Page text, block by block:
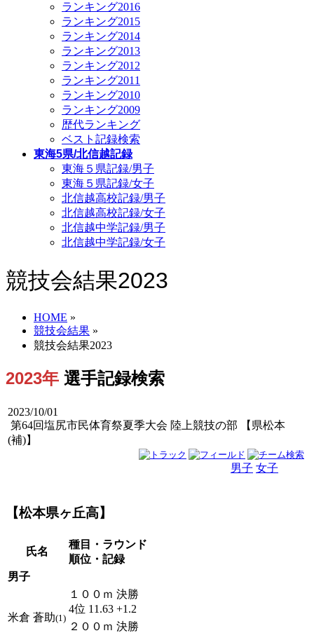
ランキング2016
ランキング2015
ランキング2014
ランキング2013
ランキング2012
ランキング2011
ランキング2010
ランキング2009
歴代ランキング
ベスト記録検索
東海5県/北信越記録
東海５県記録/男子
東海５県記録/女子
北信越高校記録/男子
北信越高校記録/女子
北信越中学記録/男子
北信越中学記録/女子
競技会結果2023
HOME »
競技会結果 »
競技会結果2023
2023年 選手記録検索
2023/10/01
第64回塩尻市民体育祭夏季大会 陸上競技の部 【県松本
(補)】
男子 女子
【松本県ヶ丘高】
氏名
種目・ラウンド
順位・記録
男子
米倉 蒼助(1)
１００ｍ 決勝
4位 11.63 +1.2
２００ｍ 決勝